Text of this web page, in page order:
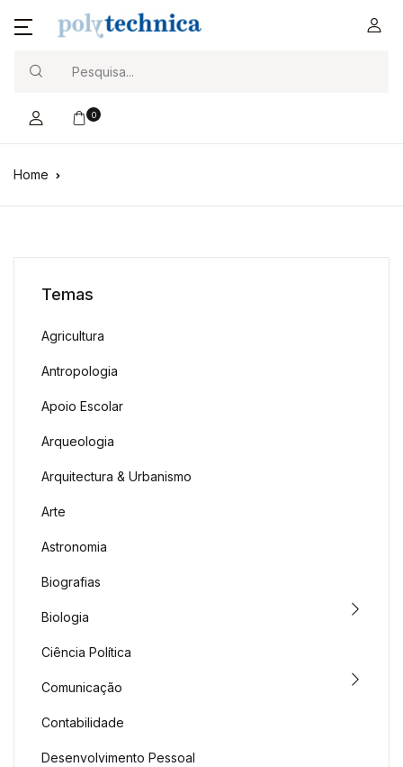
0
Home
Temas
Agricultura
Antropologia
Apoio Escolar
Arqueologia
Arquitectura & Urbanismo
Arte
Astronomia
Biografias
Biologia
Ciência Política
Comunicação
Contabilidade
Desenvolvimento Pessoal